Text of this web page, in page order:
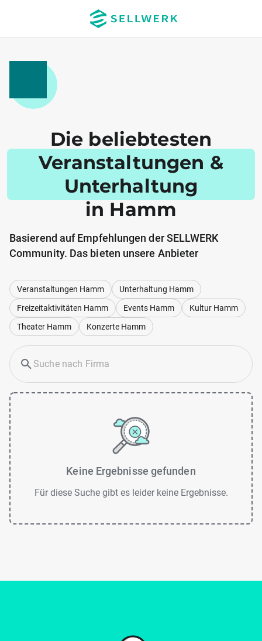
Die beliebtesten
Veranstaltungen &
Unterhaltung
in Hamm
Basierend auf Empfehlungen der SELLWERK
Community. Das bieten unsere Anbieter
Veranstaltungen Hamm
Unterhaltung Hamm
Freizeitaktivitäten Hamm
Events Hamm
Kultur Hamm
Theater Hamm
Konzerte Hamm
Keine Ergebnisse gefunden
Für diese Suche gibt es leider keine Ergebnisse.